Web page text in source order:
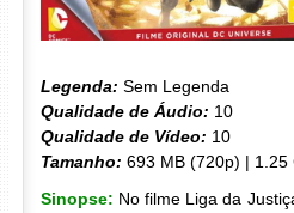
Legenda: Sem Legenda
Qualidade de Áudio: 10
Qualidade de Vídeo: 10
Tamanho: 693 MB (720p) | 1.25
Sinopse: No filme Liga da